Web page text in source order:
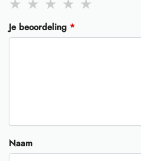
Je beoordeling *
Naam